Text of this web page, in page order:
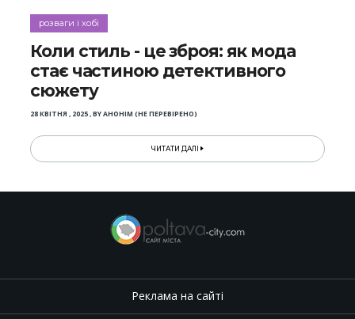
розваги і хобі
Коли стиль - це зброя: як мода
стає частиною детективного
сюжету
28 КВІТНЯ , 2025,BYАНОНІМ (НЕ ПЕРЕВІРЕНО)
ЧИТАТИ ДАЛІ
Реклама на сайті